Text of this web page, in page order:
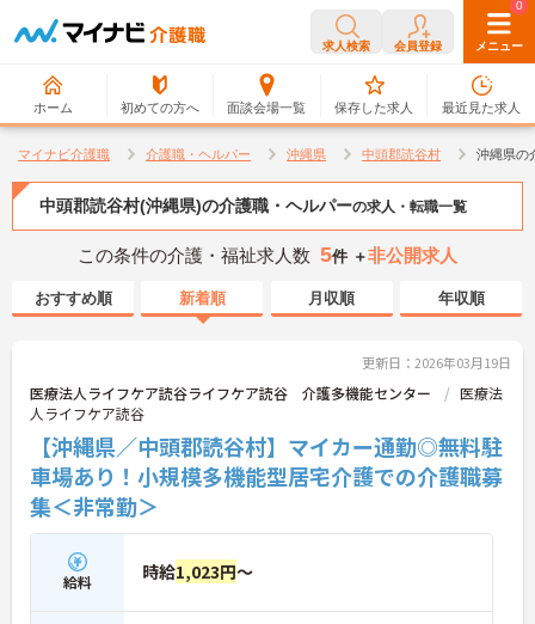
求人検索 会員登録 メニュー
ホーム 初めての方へ 面談会場一覧
0
保存した求人
0
最近見た求人
マイナビ介護職 介護職・ヘルパー 沖縄県 中頭郡読谷村 沖縄県の
中頭郡読谷村(沖縄県)の介護職・ヘルパーの求人・転職一覧
この条件の介護・福祉求人数 5件 ＋非公開求人
おすすめ順 新着順 月収順 年収順
更新日：2026年03月19日
医療法人ライフケア読谷ライフケア読谷 介護多機能センター
医療法
人ライフケア読谷
【沖縄県／中頭郡読谷村】マイカー通勤◎無料駐
車場あり！小規模多機能型居宅介護での介護職募
集＜非常勤＞
給料 時給1,023円～